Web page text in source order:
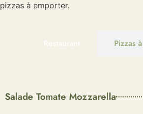
pizzas à emporter.
Restaurant Pizzas
Salade Tomate Mozzarella